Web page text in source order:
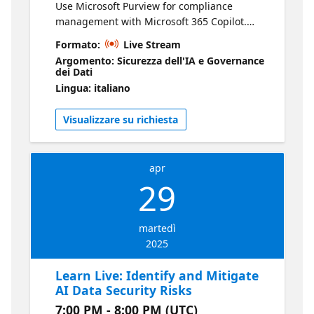
Use Microsoft Purview for compliance
management with Microsoft 365 Copilot.
You'll learn how to handle compliance
aspects of Copilot's AI functionalities
through Purview. Follow along with the
content: Manage compliance with Microsoft
Purview for Microsoft 365 Copilot Govern and
protect sensitive information in the age of AI
Formato:
Live Stream
Argomento: Sicurezza dell'IA e Governance
dei Dati
Lingua: italiano
Visualizzare su richiesta
apr
29
martedì
2025
Learn Live: Identify and Mitigate
AI Data Security Risks
7:00 PM - 8:00 PM (UTC)